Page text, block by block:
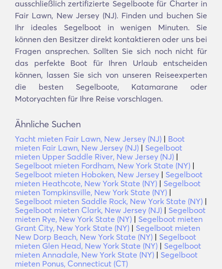
ausschließlich zertifizierte Segelboote für Charter in
Fair Lawn, New Jersey (NJ). Finden und buchen Sie
Ihr ideales Segelboot in wenigen Minuten. Sie
können den Besitzer direkt kontaktieren oder uns bei
Fragen ansprechen. Sollten Sie sich noch nicht für
das perfekte Boot für Ihren Urlaub entscheiden
können, lassen Sie sich von unseren Reiseexperten
die besten Segelboote, Katamarane oder
Motoryachten für Ihre Reise vorschlagen.
Ähnliche Suchen
Yacht mieten Fair Lawn, New Jersey (NJ) | Boot
mieten Fair Lawn, New Jersey (NJ) | Segelboot
mieten Upper Saddle River, New Jersey (NJ) |
Segelboot mieten Fordham, New York State (NY) |
Segelboot mieten Hoboken, New Jersey | Segelboot
mieten Heathcote, New York State (NY) | Segelboot
mieten Tompkinsville, New York State (NY) |
Segelboot mieten Saddle Rock, New York State (NY) |
Segelboot mieten Clark, New Jersey (NJ) | Segelboot
mieten Rye, New York State (NY) | Segelboot mieten
Grant City, New York State (NY) | Segelboot mieten
New Dorp Beach, New York State (NY) | Segelboot
mieten Glen Head, New York State (NY) | Segelboot
mieten Annadale, New York State (NY) | Segelboot
mieten Ponus, Connecticut (CT)